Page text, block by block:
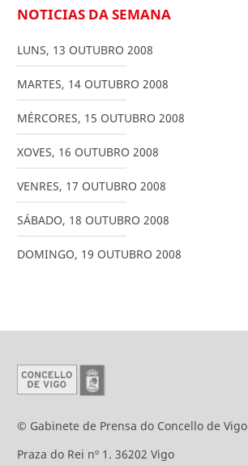
NOTICIAS DA SEMANA
LUNS, 13 OUTUBRO 2008
MARTES, 14 OUTUBRO 2008
MÉRCORES, 15 OUTUBRO 2008
XOVES, 16 OUTUBRO 2008
VENRES, 17 OUTUBRO 2008
SÁBADO, 18 OUTUBRO 2008
DOMINGO, 19 OUTUBRO 2008
© Gabinete de Prensa do Concello de Vigo
Praza do Rei nº 1. 36202 Vigo